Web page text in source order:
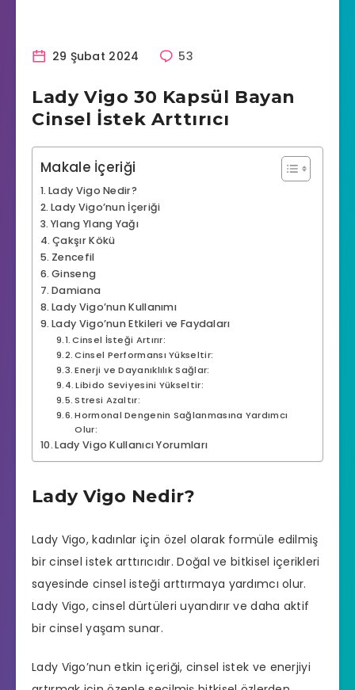
29 Şubat 2024 53
Lady Vigo 30 Kapsül Bayan
Cinsel İstek Arttırıcı
Makale İçeriği
Lady Vigo Nedir?
Lady Vigo’nun İçeriği
Ylang Ylang Yağı
Çakşır Kökü
Zencefil
Ginseng
Damiana
Lady Vigo’nun Kullanımı
Lady Vigo’nun Etkileri ve Faydaları
Cinsel İsteği Artırır:
Cinsel Performansı Yükseltir:
Enerji ve Dayanıklılık Sağlar:
Libido Seviyesini Yükseltir:
Stresi Azaltır:
Hormonal Dengenin Sağlanmasına Yardımcı
Olur:
Lady Vigo Kullanıcı Yorumları
Lady Vigo Nedir?
Lady Vigo, kadınlar için özel olarak formüle edilmiş
bir cinsel istek arttırıcıdır. Doğal ve bitkisel içerikleri
sayesinde cinsel isteği arttırmaya yardımcı olur.
Lady Vigo, cinsel dürtüleri uyandırır ve daha aktif
bir cinsel yaşam sunar.
Lady Vigo’nun etkin içeriği, cinsel istek ve enerjiyi